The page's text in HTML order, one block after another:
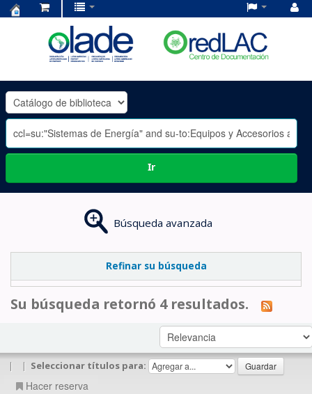
OLADE
-
Ir
Búsqueda avanzada
Refinar su búsqueda
Su búsqueda retornó 4 resultados.
| | Seleccionar títulos para:
Hacer reserva